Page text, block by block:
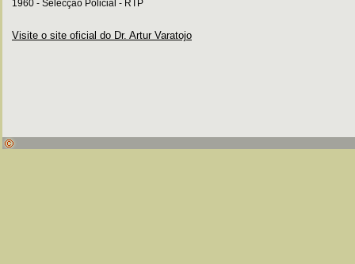
1960 - Selecção Policial - RTP
Visite o site oficial do Dr. Artur Varatojo